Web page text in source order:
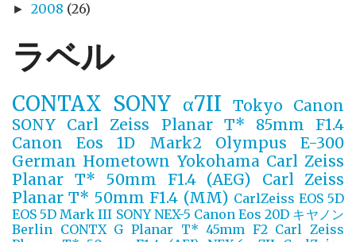
► 2008 (26)
ラベル
CONTAX SONY α7II Tokyo
Canon
SONY
Carl Zeiss Planar T* 85mm F1.4
Canon Eos 1D Mark2
Olympus E-300
German Hometown Yokohama Carl Zeiss
Planar T* 50mm F1.4 (AEG)
Carl Zeiss
Planar T* 50mm F1.4 (MM) CarlZeiss EOS 5D
EOS 5D Mark III SONY NEX-5 Canon Eos 20D キヤノン
Berlin CONTX G Planar T* 45mm F2 Carl Zeiss